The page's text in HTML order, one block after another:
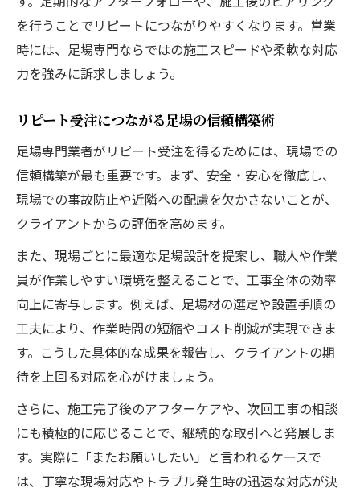
を行うことでリピートにつながりやすくなります。営業
時には、足場専門ならではの施工スピードや柔軟な対応
力を強みに訴求しましょう。
リピート受注につながる足場の信頼構築術
足場専門業者がリピート受注を得るためには、現場での
信頼構築が最も重要です。まず、安全・安心を徹底し、
現場での事故防止や近隣への配慮を欠かさないことが、
クライアントからの評価を高めます。
また、現場ごとに最適な足場設計を提案し、職人や作業
員が作業しやすい環境を整えることで、工事全体の効率
向上に寄与します。例えば、足場材の選定や設置手順の
工夫により、作業時間の短縮やコスト削減が実現できま
す。こうした具体的な成果を報告し、クライアントの期
待を上回る対応を心がけましょう。
さらに、施工完了後のアフターケアや、次回工事の相談
にも積極的に応じることで、継続的な取引へと発展しま
す。実際に「またお願いしたい」と言われるケースで
は、丁寧な現場対応やトラブル発生時の迅速な対応が決